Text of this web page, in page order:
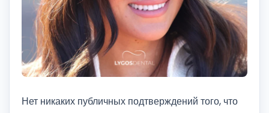
Нет никаких публичных подтверждений того, что